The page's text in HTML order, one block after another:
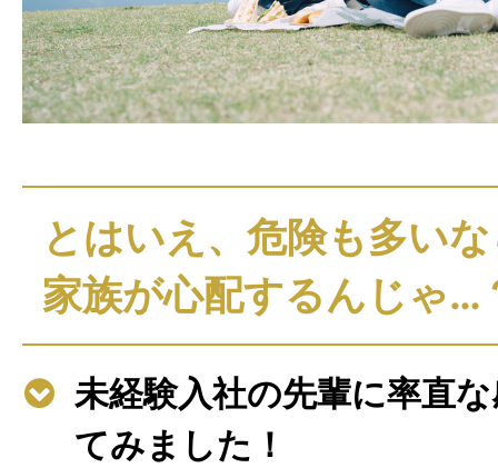
とはいえ、危険も多い
家族が心配するんじゃ…
未経験入社の先輩に率直
てみました！